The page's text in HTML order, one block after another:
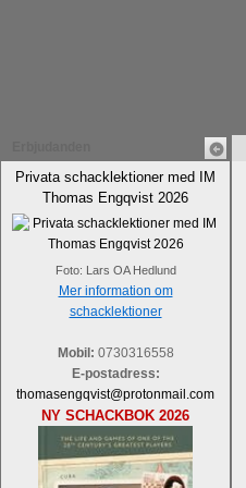
Privata schacklektioner med IM
Thomas Engqvist 2026
Foto: Lars OA Hedlund
Mer information om
schacklektioner
Mobil: 0730316558
E-postadress:
thomasengqvist@protonmail.com
NY SCHACKBOK 2026